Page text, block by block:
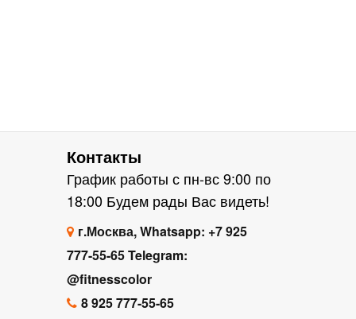
Контакты
График работы с пн-вс 9:00 по
18:00 Будем рады Вас видеть!
г.Москва, Whatsapp: +7 925
777-55-65 Telegram:
@fitnesscolor
8 925 777-55-65